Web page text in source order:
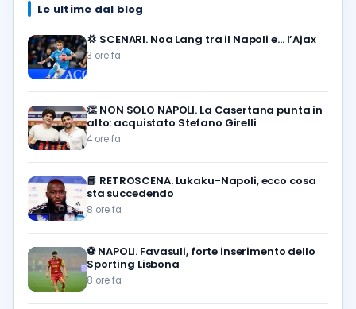
Le ultime dal blog
💢 SCENARI. Noa Lang tra il Napoli e… l’Ajax
3 ore fa
👏 NON SOLO NAPOLI. La Casertana punta in
alto: acquistato Stefano Girelli
4 ore fa
📘 RETROSCENA. Lukaku-Napoli, ecco cosa
sta succedendo
8 ore fa
⚽️ NAPOLI. Favasuli, forte inserimento dello
Sporting Lisbona
8 ore fa